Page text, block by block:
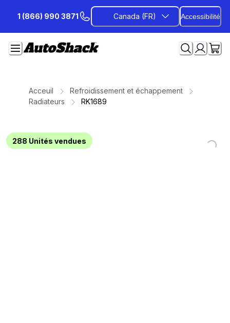
contenu
1 (866) 990 3871 Canada (FR) Accessibilité
Acceuil
Refroidissement et échappement
Radiateurs
RK1689
288 Unités vendues